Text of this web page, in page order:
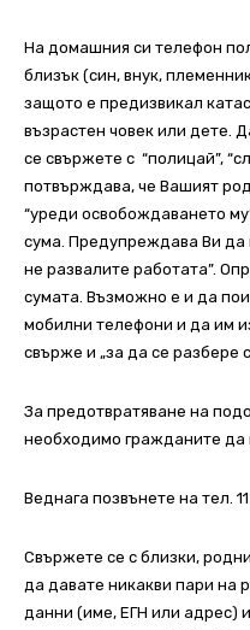
На домашния си телефон
близък (син, внук,
защото е предизвикал
възрастен човек или дете.
се свържете с “полицай”,
потвърждава, че Вашият
“уреди освобождаването
сума. Предупреждава Ви да
не развалите работата”.
сумата. Възможно е и да
мобилни телефони и да им
свърже и „за да се разбере
За предотвратяване на
необходимо гражданите да
Веднага позвънете на тел.
Свържете се с близки,
да давате никакви пари на
данни (име, ЕГН или адрес)